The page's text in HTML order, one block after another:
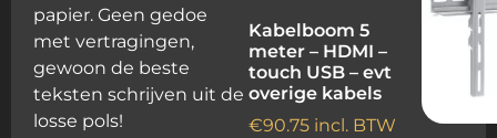
papier. Geen gedoe
met vertragingen,
gewoon de beste
teksten schrijven uit de
losse pols!
Kabelboom 5
meter – HDMI –
touch USB – evt
overige kabels
€90.75 incl. BTW